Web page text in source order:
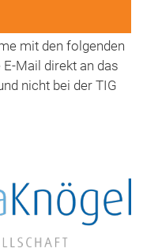
mit den folgenden
Mail direkt an das
nicht bei der TIG